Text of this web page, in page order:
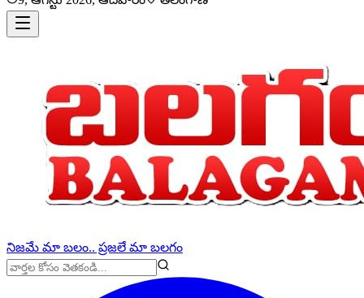
నిజమే మా బలం.. ప్రజలే మా బలగం